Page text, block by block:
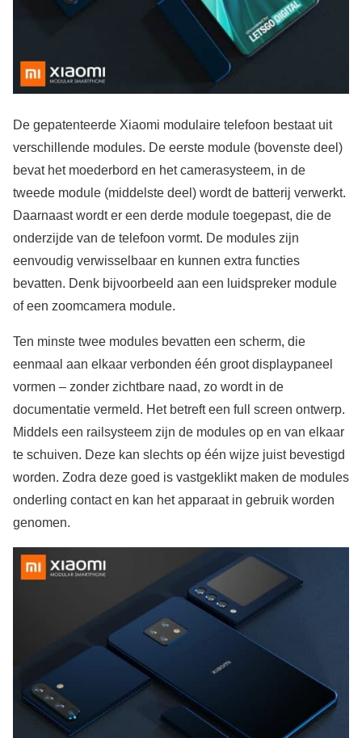
De gepatenteerde Xiaomi modulaire telefoon bestaat uit
verschillende modules. De eerste module (bovenste deel)
bevat het moederbord en het camerasysteem, in de
tweede module (middelste deel) wordt de batterij verwerkt.
Daarnaast wordt er een derde module toegepast, die de
onderzijde van de telefoon vormt. De modules zijn
eenvoudig verwisselbaar en kunnen extra functies
bevatten. Denk bijvoorbeeld aan een luidspreker module
of een zoomcamera module.
Ten minste twee modules bevatten een scherm, die
eenmaal aan elkaar verbonden één groot displaypaneel
vormen – zonder zichtbare naad, zo wordt in de
documentatie vermeld. Het betreft een full screen ontwerp.
Middels een railsysteem zijn de modules op en van elkaar
te schuiven. Deze kan slechts op één wijze juist bevestigd
worden. Zodra deze goed is vastgeklikt maken de modules
onderling contact en kan het apparaat in gebruik worden
genomen.